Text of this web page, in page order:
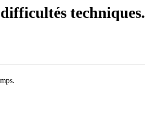
techniques.